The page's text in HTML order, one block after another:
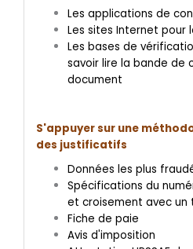
Les applications de
Les sites Internet pour
Les bases de
savoir lire la bande de
document
S'appuyer sur une
des justificatifs
Données les plus
Spécifications du
et croisement avec
Fiche de paie
Avis d'imposition